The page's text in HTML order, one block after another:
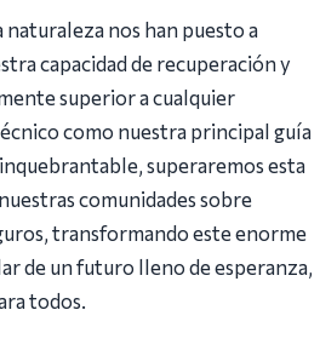
naturaleza nos han puesto a
capacidad de recuperación y
superior a cualquier
como nuestra principal guía
superaremos esta
comunidades sobre
transformando este enorme
de un futuro lleno de esperanza,
todos.